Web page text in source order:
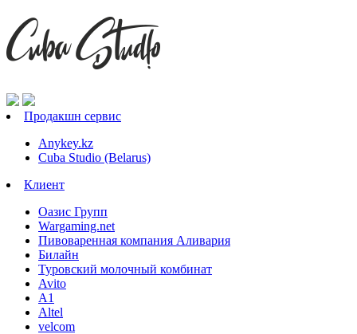
Продакшн сервис
Anykey.kz
Cuba Studio (Belarus)
Клиент
Оазис Групп
Wargaming.net
Пивоваренная компания Аливария
Билайн
Туровский молочный комбинат
Avito
А1
Altel
velcom